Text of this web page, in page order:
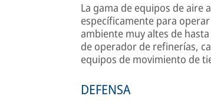
La gama de equipos de aire
específicamente para
ambiente muy altes de
de operador de refinerías,
equipos de movimiento de
DEFENSA